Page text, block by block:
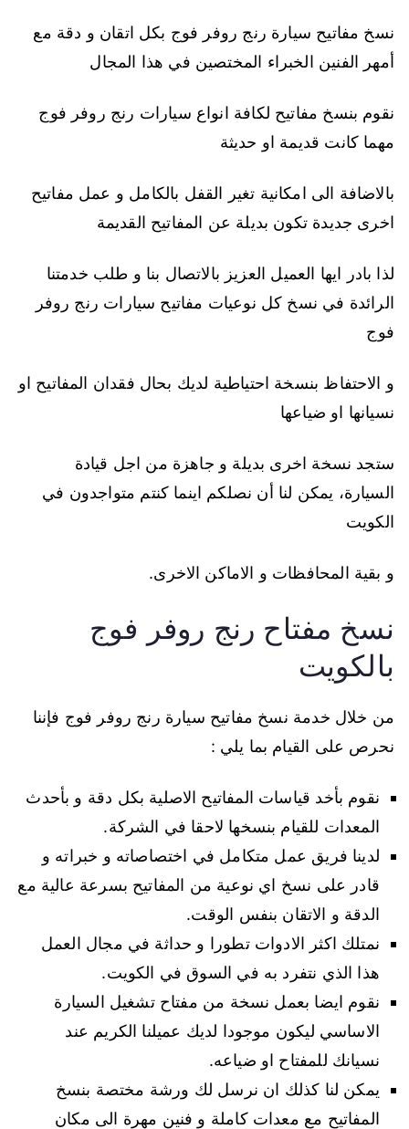
نسخ مفاتيح سيارة رنج روفر فوج بكل اتقان و دقة مع
أمهر الفنين الخبراء المختصين في هذا المجال
نقوم بنسخ مفاتيح لكافة انواع سيارات رنج روفر فوج
مهما كانت قديمة او حديثة
بالاضافة الى امكانية تغير القفل بالكامل و عمل مفاتيح
اخرى جديدة تكون بديلة عن المفاتيح القديمة
لذا بادر ايها العميل العزيز بالاتصال بنا و طلب خدمتنا
الرائدة في نسخ كل نوعيات مفاتيح سيارات رنج روفر
فوج
و الاحتفاظ بنسخة احتياطية لديك بحال فقدان المفاتيح او
نسيانها او ضياعها
ستجد نسخة اخرى بديلة و جاهزة من اجل قيادة
السيارة، يمكن لنا أن نصلكم اينما كنتم متواجدون في
الكويت
و بقية المحافظات و الاماكن الاخرى.
نسخ مفتاح رنج روفر فوج
بالكويت
من خلال خدمة نسخ مفاتيح سيارة رنج روفر فوج فإننا
نحرص على القيام بما يلي :
نقوم بأخد قياسات المفاتيح الاصلية بكل دقة و بأحدث
المعدات للقيام بنسخها لاحقا في الشركة.
لدينا فريق عمل متكامل في اختصاصاته و خبراته و
قادر على نسخ اي نوعية من المفاتيح بسرعة عالية مع
الدقة و الاتقان بنفس الوقت.
نمتلك اكثر الادوات تطورا و حداثة في مجال العمل
هذا الذي نتفرد به في السوق في الكويت.
نقوم ايضا بعمل نسخة من مفتاح تشغيل السيارة
الاساسي ليكون موجودا لديك عميلنا الكريم عند
نسيانك للمفتاح او ضياعه.
يمكن لنا كذلك ان نرسل لك ورشة مختصة بنسخ
المفاتيح مع معدات كاملة و فنين مهرة الى مكان